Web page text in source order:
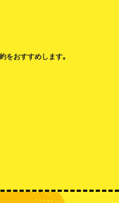
をおすすめします｡